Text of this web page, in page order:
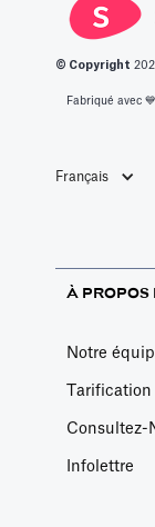
© Copyright
Fabriqué avec
Français
À
Notre
Tarification
Consultez-
Infolettre